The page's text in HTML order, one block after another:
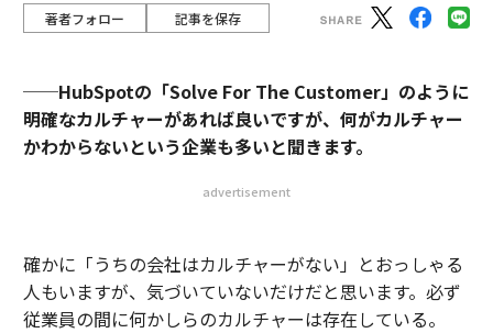
著者フォロー 記事を保存
──HubSpotの「Solve For The Customer」のように
明確なカルチャーがあれば良いですが、何がカルチャー
かわからないという企業も多いと聞きます。
advertisement
確かに「うちの会社はカルチャーがない」とおっしゃる
人もいますが、気づいていないだけだと思います。必ず
従業員の間に何かしらのカルチャーは存在している。